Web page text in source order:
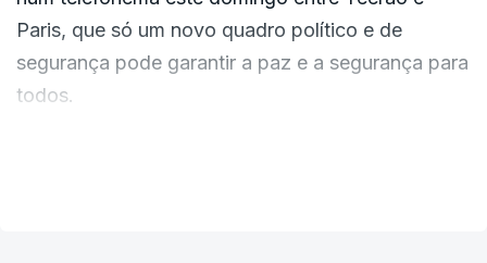
imediato.
Paris, que só um novo quadro político e de
segurança pode garantir a paz e a segurança para
todos.